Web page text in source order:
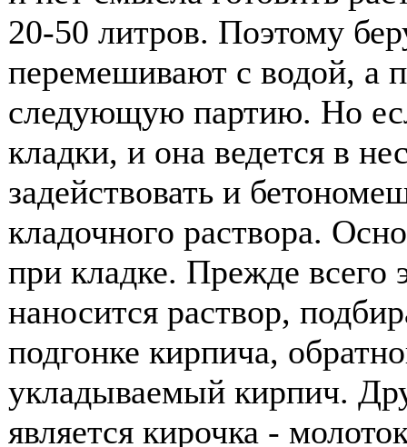
20-50 литров. Поэтому
перемешивают с водой, а
следующую партию. Но
кладки, и она ведется в
задействовать и
кладочного раствора.
при кладке. Прежде
наносится раствор,
подгонке кирпича,
укладываемый кирпич.
является кирочка -